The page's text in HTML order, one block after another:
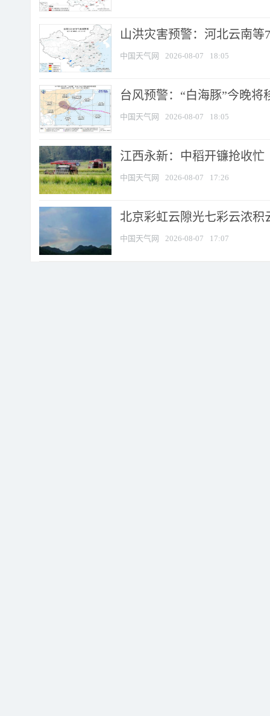
山洪灾害预警：河北云南
中国天气网 2026-08-07 18:05
台风预警：“白海豚”今晚将
中国天气网 2026-08-07 18:05
江西永新：中稻开镰抢收忙
中国天气网 2026-08-07 17:26
北京彩虹云隙光七彩云浓积
中国天气网 2026-08-07 17:07